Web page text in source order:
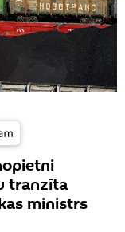
tranzīta
ministrs